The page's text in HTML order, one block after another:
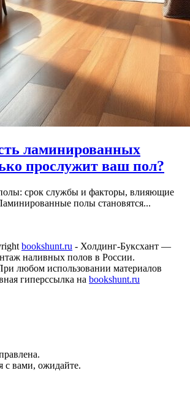
ламинированных
прослужит ваш пол?
срок службы и факторы, влияющие
полы становятся...
bookshunt.ru - Холдинг-Буксхант —
наливных полов в России.
любом использовании материалов
гиперссылка на bookshunt.ru
с вами, ожидайте.